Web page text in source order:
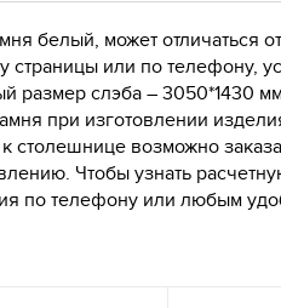
белый, может отличаться
или по телефону,
размер слэба – 3050*1430
при изготовлении
столешнице возможно
Чтобы узнать
по телефону или любым